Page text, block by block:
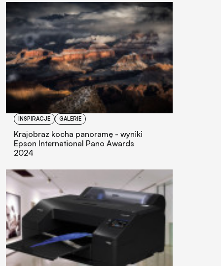
INSPIRACJE GALERIE
Krajobraz kocha panoramę - wyniki
Epson International Pano Awards
2024